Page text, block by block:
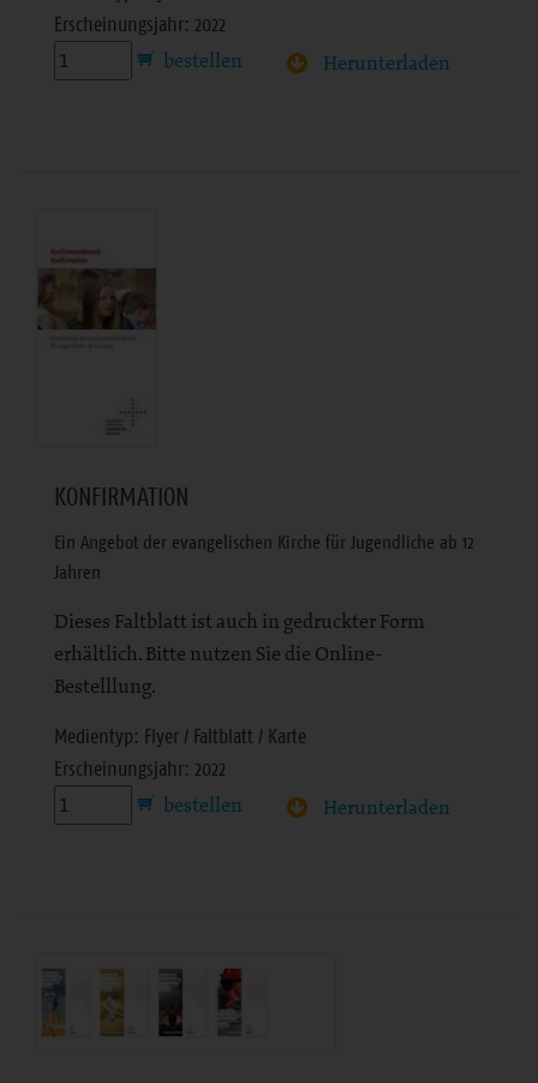
Erscheinungsjahr: 2022
Herunterladen
KONFIRMATION
Ein Angebot der evangelischen Kirche für Jugendliche ab 12
Jahren
Dieses Faltblatt ist auch in gedruckter Form
erhältlich. Bitte nutzen Sie die Online-
Bestelllung.
Medientyp: Flyer / Faltblatt / Karte
Erscheinungsjahr: 2022
Herunterladen